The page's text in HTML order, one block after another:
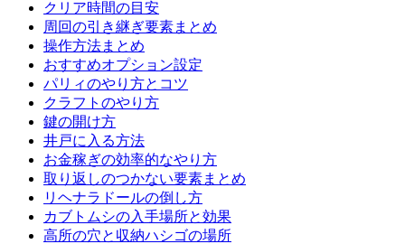
クリア時間の目安
周回の引き継ぎ要素まとめ
操作方法まとめ
おすすめオプション設定
パリィのやり方とコツ
クラフトのやり方
鍵の開け方
井戸に入る方法
お金稼ぎの効率的なやり方
取り返しのつかない要素まとめ
リヘナラドールの倒し方
カブトムシの入手場所と効果
高所の穴と収納ハシゴの場所